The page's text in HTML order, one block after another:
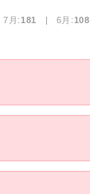
月:181 | 6月:108